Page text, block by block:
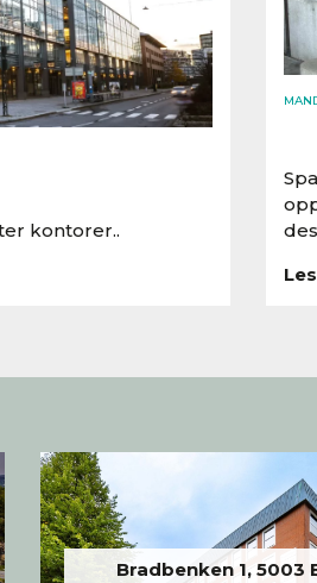
kontorer..
Bradbenken 1, 5003